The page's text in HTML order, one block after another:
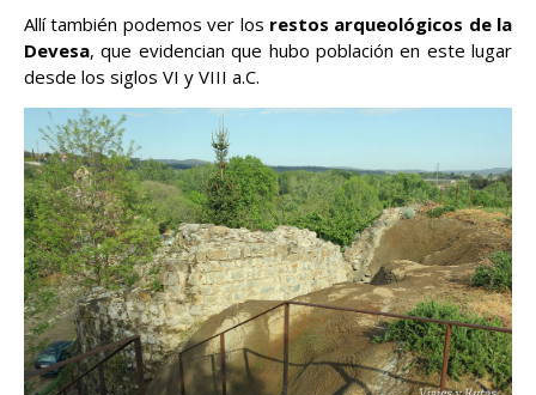
Allí también podemos ver los restos arqueológicos de la
Devesa, que evidencian que hubo población en este lugar
desde los siglos VI y VIII a.C.